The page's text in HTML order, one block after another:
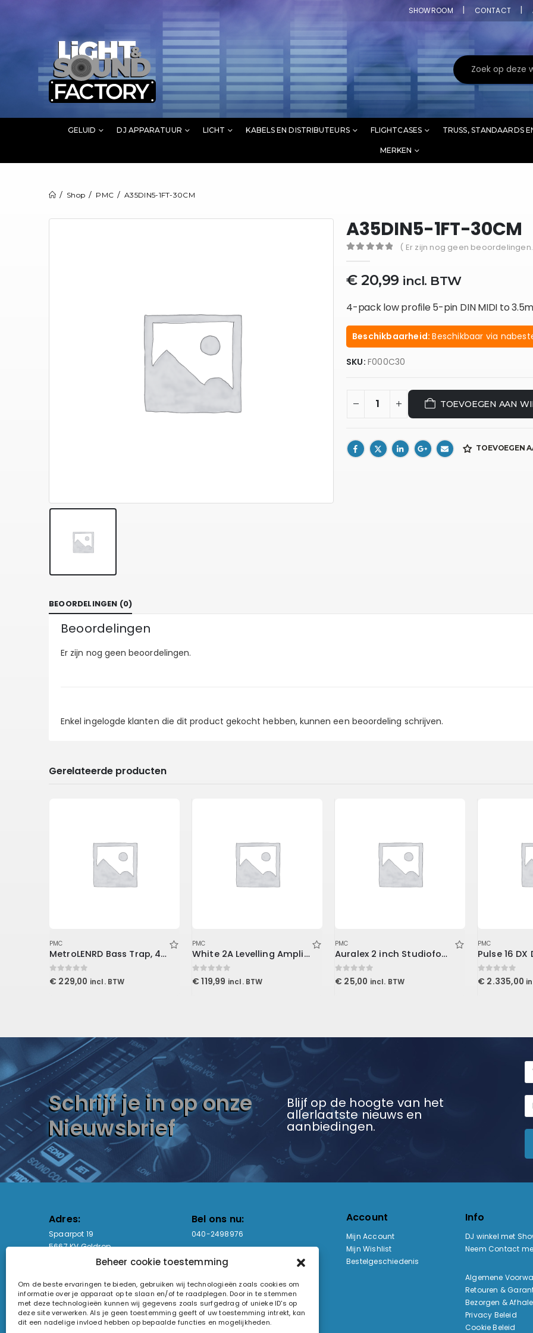
Beheer cookie toestemming
Om de beste ervaringen te bieden, gebruiken wij technologieën zoals cookies om
informatie over je apparaat op te slaan en/of te raadplegen. Door in te stemmen
met deze technologieën kunnen wij gegevens zoals surfgedrag of unieke ID's op
deze site verwerken. Als je geen toestemming geeft of uw toestemming intrekt, kan
dit een nadelige invloed hebben op bepaalde functies en mogelijkheden.
SHOWROOM CONTACT
GELUID DJ APPARATUUR LICHT KABELS EN DISTRIBUTEURS FLIGHTCASES TRUSS, STANDAARDS
MERKEN
Shop PMC A35DIN5-1FT-30CM
A35DIN5-1FT-30CM
( Er zijn nog geen
€20,99 incl. BTW
4-pack low profile 5-pin DIN MIDI to
Beschikbaarheid:Beschikbaar via
SKU: F000C30
TOEVOEGEN AAN
TOEVOEGEN
BEOORDELINGEN (0)
Beoordelingen
Er zijn nog geen beoordelingen.
Enkel ingelogde klanten die dit product gekocht hebben, kunnen een beoordeling schrijven.
Gerelateerde producten
PMC
MetroLENRD Bass Trap, 4-Pack 2-30x30x60cm, Charcoal
0out of 5
€ 229,00 incl. BTW
PMC
White 2A Levelling Amplifier (Download)
0out of 5
€ 119,99 incl. BTW
PMC
Auralex 2 inch Studiofoam-T
0out of 5
€ 25,00 incl. BTW
PMC
0out of 5
€ 2.335,00
Schrijf je in op onze
Nieuwsbrief
Blijf op de hoogte van het
allerlaatste nieuws en
aanbiedingen.
Adres:
Spaarpot 19
5667 KV Geldrop
Bel ons nu:
040-2498976
sales@lightandsound.store
Openingstijden:
Ma - Vr: 09:00-17:00
Za: Enkel op afspraak
KvK-nummer: 60857196
Btw-nummer: NL854090368B01
Account
Mijn Account
Mijn Wishlist
Bestelgeschiedenis
Info
DJ winkel met
Neem Contact
Algemene
Retouren &
Bezorgen &
Privacy Beleid
Cookie Beleid